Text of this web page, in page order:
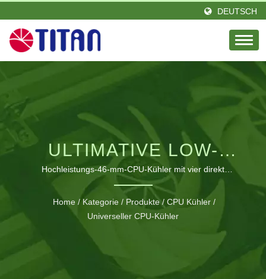
DEUTSCH
ULTIMATIVE LOW-
PROFILE-
KÜHLUNGSLÖSUNG
FÜR
PLATZBESCHRÄNKTE
SYSTEME.
Hochleistungs-46-mm-CPU-Kühler mit vier direkt
kontaktierenden Heatpipes, die außergewöhnliches
Wärmemanagement in kompakten HTPC-Gehäusen
bieten.
Home / Kategorie / Produkte / CPU Kühler /
Universeller CPU-Kühler